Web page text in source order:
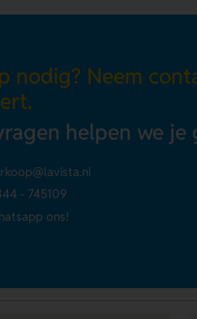
nodig? Neem
helpen we je
- 745109
ons!